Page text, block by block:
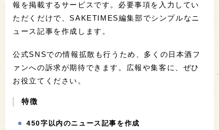
報を掲載するサービスです。必要事項を入力してい
ただくだけで、SAKETIMES編集部でシンプルなニ
ュース記事を作成します。
公式SNSでの情報拡散も行うため、多くの日本酒フ
ァンへの訴求が期待できます。広報や集客に、ぜひ
お役立てください。
特徴
450字以内のニュース記事を作成